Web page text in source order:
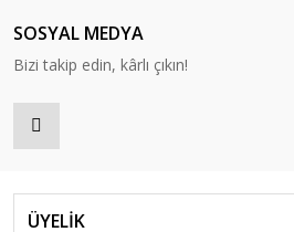
SOSYAL MEDYA
Bizi takip edin, kârlı çıkın!
ÜYELİK